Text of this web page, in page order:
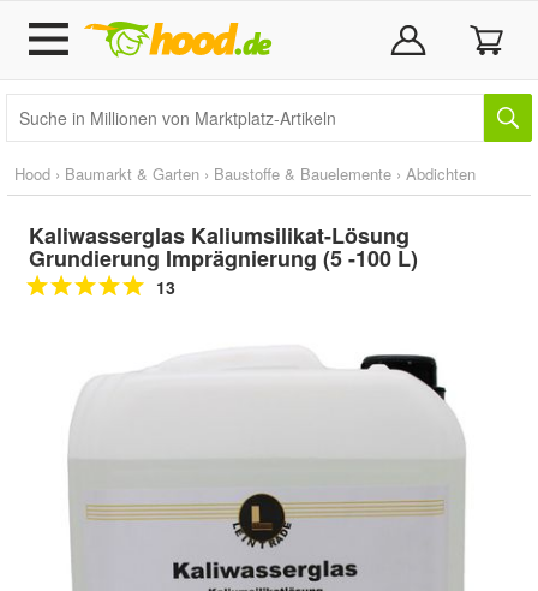
Hood › Baumarkt & Garten › Baustoffe & Bauelemente › Abdichten
Kaliwasserglas Kaliumsilikat-Lösung
Grundierung Imprägnierung (5 -100 L)
13